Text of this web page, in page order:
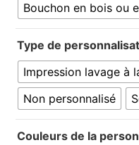
Bouchon en bois ou
Type de
Impression lavage à
Non personnalisé
Couleurs de la